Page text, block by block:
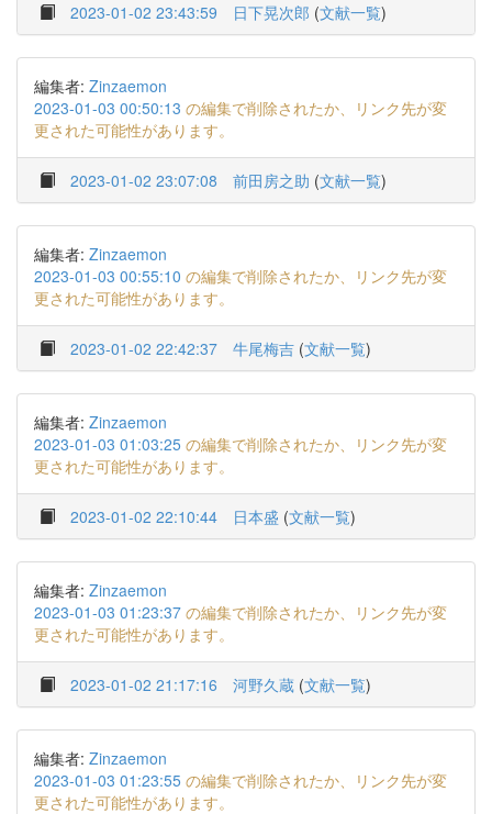
2023-01-02 23:43:59 日下晃次郎 (文献一覧)
編集者: Zinzaemon
2023-01-03 00:50:13 の編集で削除されたか、リンク先が変
更された可能性があります。
2023-01-02 23:07:08 前田房之助 (文献一覧)
編集者: Zinzaemon
2023-01-03 00:55:10 の編集で削除されたか、リンク先が変
更された可能性があります。
2023-01-02 22:42:37 牛尾梅吉 (文献一覧)
編集者: Zinzaemon
2023-01-03 01:03:25 の編集で削除されたか、リンク先が変
更された可能性があります。
2023-01-02 22:10:44 日本盛 (文献一覧)
編集者: Zinzaemon
2023-01-03 01:23:37 の編集で削除されたか、リンク先が変
更された可能性があります。
2023-01-02 21:17:16 河野久蔵 (文献一覧)
編集者: Zinzaemon
2023-01-03 01:23:55 の編集で削除されたか、リンク先が変
更された可能性があります。